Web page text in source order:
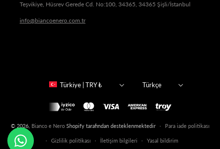
Teşvikiye, Hüsrev Gerede Cd. No:100, 34365, 34365 Şişli/İstanbul
info@biancoenero.com.tr
Türkiye | TRY ₺ Türkçe
Ödeme
yöntemleri
© 2026, Bianco e Nero Shopify tarafından desteklenmektedir Para iade politikası
Gizlilik politikası İletişim bilgileri Yasal bildirim